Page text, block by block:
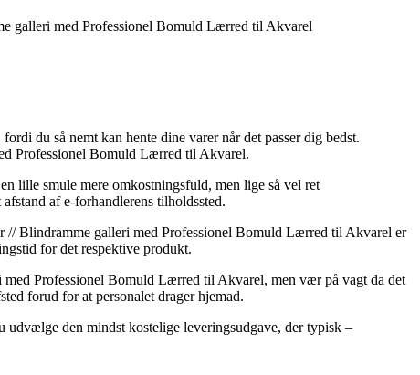
galleri med Professionel Bomuld Lærred til Akvarel
du så nemt kan hente dine varer når det passer dig bedst.
Professionel Bomuld Lærred til Akvarel.
lille smule mere omkostningsfuld, men lige så vel ret
af e-forhandlerens tilholdssted.
Blindramme galleri med Professionel Bomuld Lærred til Akvarel er
for det respektive produkt.
Professionel Bomuld Lærred til Akvarel, men vær på vagt da det
forud for at personalet drager hjemad.
udvælge den mindst kostelige leveringsudgave, der typisk –